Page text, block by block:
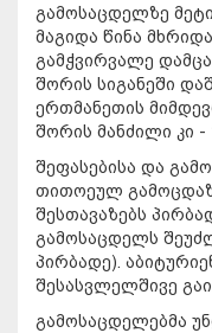
გამოსაცდელზე
მაგიდა წინა
გამჭვირვალე
შორის სიგანეში
ერთმანეთის
შორის მანძილი კი -
შეფასებისა და
თითოეულ
შესთავაზებს
გამოსაცდელს
პირბადე).
შესასვლელშივე
გამოსაცდელებმა